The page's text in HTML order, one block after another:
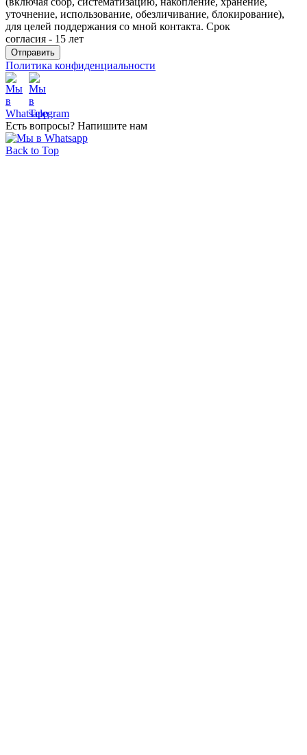
уточнение, использование, обезличивание, блокирование),
для целей поддержания со мной контакта. Срок
согласия - 15 лет
Политика конфиденциальности
Есть вопросы? Напишите нам
Back to Top